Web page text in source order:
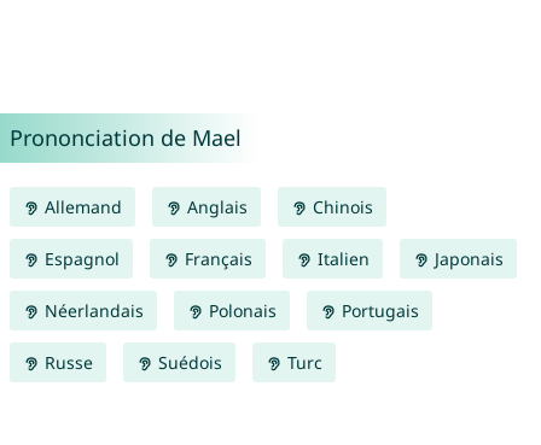
Prononciation de Mael
Allemand Anglais Chinois
Espagnol Français Italien Japonais
Néerlandais Polonais Portugais
Russe Suédois Turc